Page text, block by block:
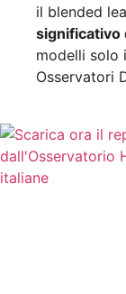
il blended
significativo
modelli solo
Osservatori